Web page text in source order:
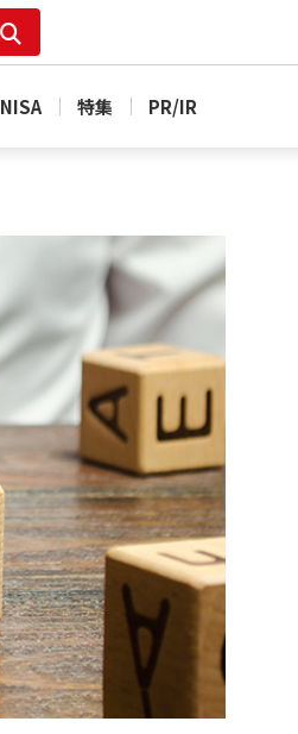
NISA 特集 PR/IR